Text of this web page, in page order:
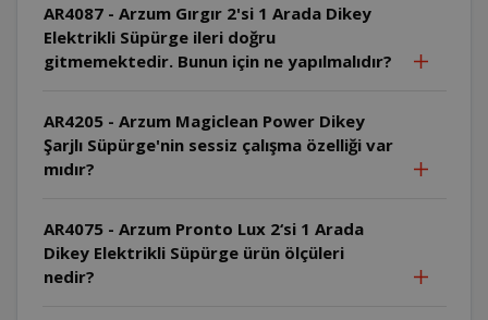
AR4087 - Arzum Gırgır 2'si 1 Arada Dikey
Elektrikli Süpürge ileri doğru
gitmemektedir. Bunun için ne yapılmalıdır?
AR4205 - Arzum Magiclean Power Dikey
Şarjlı Süpürge'nin sessiz çalışma özelliği var
mıdır?
AR4075 - Arzum Pronto Lux 2‘si 1 Arada
Dikey Elektrikli Süpürge ürün ölçüleri
nedir?